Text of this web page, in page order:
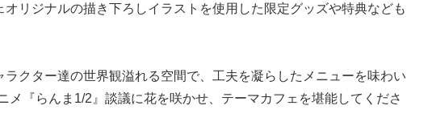
オリジナルの描き下ろしイラストを使用した限定グッズや特典なども
ラクター達の世界観溢れる空間で、工夫を凝らしたメニューを味わい
メ『らんま1/2』談議に花を咲かせ、テーマカフェを堪能してくださ